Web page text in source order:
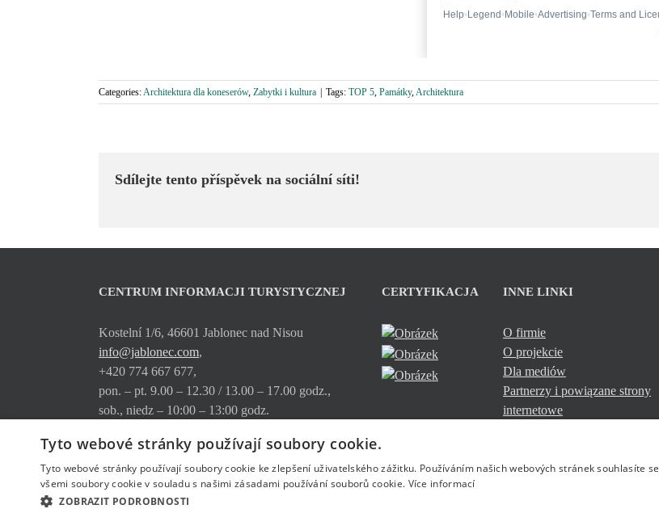
Categories: Architektura dla koneserów, Zabytki i kultura | Tags: TOP 5 Památky, Architektura
Sdílejte tento příspěvek na sociální síti!
CENTRUM INFORMACJI TURYSTYCZNEJ
Kostelní 1/6, 46601 Jablonec nad Nisou
info@jablonec.com,
+420 774 667 677,
pon. – pt. 9.00 – 12.30 / 13.00 – 17.00 godz.,
sob., niedz – 10:00 – 13:00 godz.
Gdzie nas znajdziecie
Oferta usług
Pobierz
CERTYFIKACJA INNE LINKI
O firmie
O projekcie
Dla mediów
Partnerzy i powiązane strony
internetowe
Tyto webové stránky používají soubory cookie.
Tyto webové stránky používají soubory cookie ke zlepšení uživatelského zážitku. Používáním našich webových stránek souhlasíte se
všemi soubory cookie v souladu s našimi zásadami používání souborů cookie. Více informací
ZOBRAZIT PODROBNOSTI